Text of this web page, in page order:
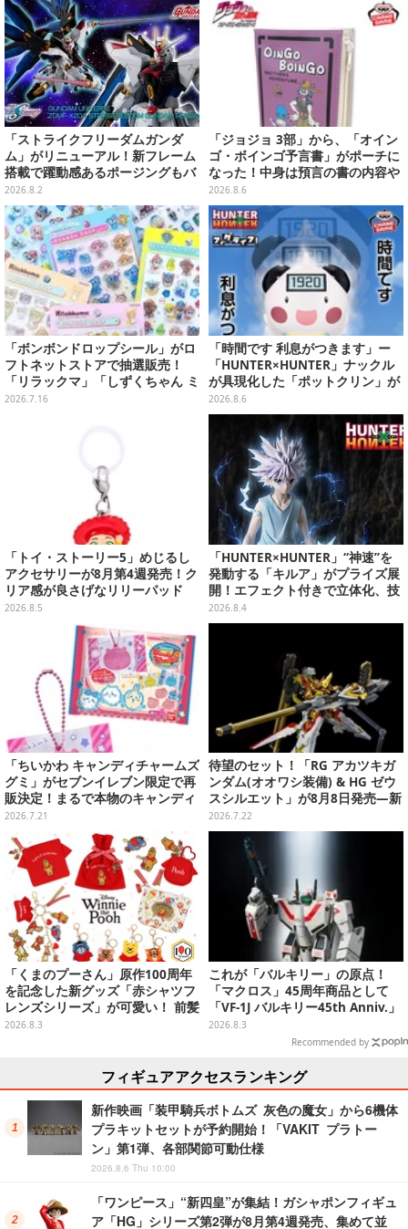
「ストライクフリーダムガンダ
ム」がリニューアル！新フレーム
搭載で躍動感あるポージングもバ
ッチリ
2026.8.2
「ジョジョ 3部」から、「オイン
ゴ・ボインゴ予言書」がポーチに
なった！中身は預言の書の内容や
アニメ総柄デザインをプリント
2026.8.6
「ボンボンドロップシール」がロ
フトネットストアで抽選販売！
「リラックマ」「しずくちゃん ミ
ニ」など全12種をラインナップ
2026.7.16
「時間です 利息がつきます」ー
「HUNTER×HUNTER」ナックル
が具現化した「ポットクリン」が
貯金箱としてプライズ展開
2026.8.6
「トイ・ストーリー5」めじるし
アクセサリーが8月第4週発売！ク
リア感が良さげなリリーパッド
や、ジェシーなど全5種ラインナ
2026.8.5
「HUNTER×HUNTER」“神速”を
発動する「キルア」がプライズ展
開！エフェクト付きで立体化、技
名アクリルパネル付き
2026.8.4
「ちいかわ キャンディチャームズ
グミ」がセブンイレブン限定で再
販決定！まるで本物のキャンディ
のような、カラフルボールチェー
ン付チャーム全8種
2026.7.21
待望のセット！「RG アカツキガ
ンダム(オオワシ装備) & HG ゼウ
スシルエット」が8月8日発売―新
規造形の股関節強化パーツも付属
2026.7.22
「くまのプーさん」原作100周年
を記念した新グッズ「赤シャツフ
レンズシリーズ」が可愛い！ 前髪
クリップやキーチャーム、「おき
2026.8.3
これが「バルキリー」の原点！
「マクロス」45周年商品として
「VF-1J バルキリー45th Anniv.」
が予約開始
2026.8.3
Recommended by
フィギュアアクセスランキング
新作映画「装甲騎兵ボトムズ 灰色の魔女」から6機体
プラキットセットが予約開始！「VAKIT プラトー
ン」第1弾、各部関節可動仕様
2026.8.6 Thu 10:00
「ワンピース」“新四皇”が集結！ガシャポンフィギュ
ア「HG」シリーズ第2弾が8月第4週発売、集めて並